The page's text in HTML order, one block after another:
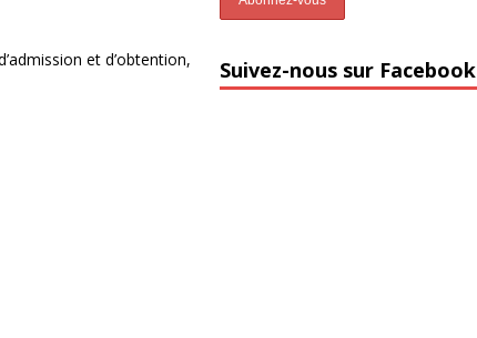
et d’obtention,
Suivez-nous sur Facebook